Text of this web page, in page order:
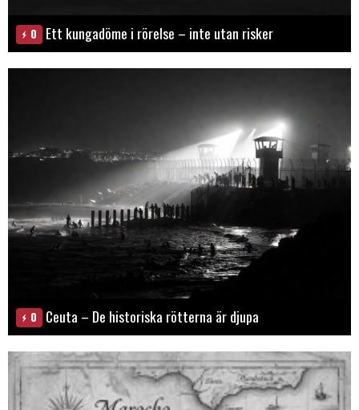
0 Ett kungadöme i rörelse – inte utan risker
0 Ceuta – De historiska rötterna är djupa